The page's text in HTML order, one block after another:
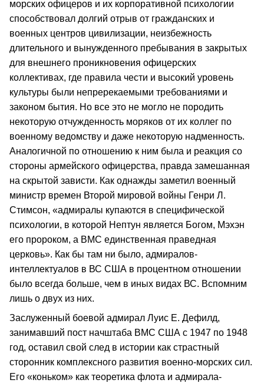
морских офицеров и их корпоративной психологии
способствовал долгий отрыв от гражданских и
военных центров цивилизации, неизбежность
длительного и вынужденного пребывания в закрытых
для внешнего проникновения офицерских
коллективах, где правила чести и высокий уровень
культуры были непререкаемыми требованиями и
законом бытия. Но все это не могло не породить
некоторую отчужденность моряков от их коллег по
военному ведомству и даже некоторую надменность.
Аналогичной по отношению к ним была и реакция со
стороны армейского офицерства, правда замешанная
на скрытой зависти. Как однажды заметил военный
министр времен Второй мировой войны Генри Л.
Стимсон, «адмиралы купаются в специфической
психологии, в которой Нептун является Богом, Мэхэн
его пророком, а ВМС единственная праведная
церковь». Как бы там ни было, адмиралов-
интеллектуалов в ВС США в процентном отношении
было всегда больше, чем в иных видах ВС. Вспомним
лишь о двух из них.
Заслуженный боевой адмирал Луис Е. Дефилд,
занимавший пост начштаба ВМС США с 1947 по 1948
год, оставил свой след в истории как страстный
сторонник комплексного развития военно-морских сил.
Его «коньком» как теоретика флота и адмирала-